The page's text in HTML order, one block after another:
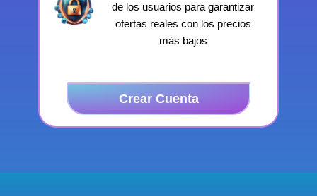
de los usuarios para garantizar
ofertas reales con los precios
más bajos
Crear Cuenta